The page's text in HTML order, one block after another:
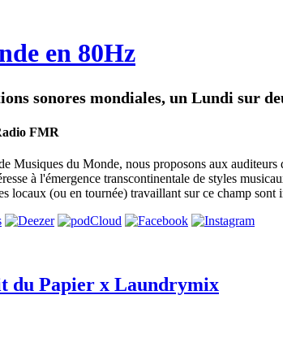
en 80Hz
sonores mondiales, un Lundi sur
FMR
Musiques du Monde, nous proposons aux
à l'émergence transcontinentale de styles
locaux (ou en tournée) travaillant sur ce champ
du Papier x Laundrymix